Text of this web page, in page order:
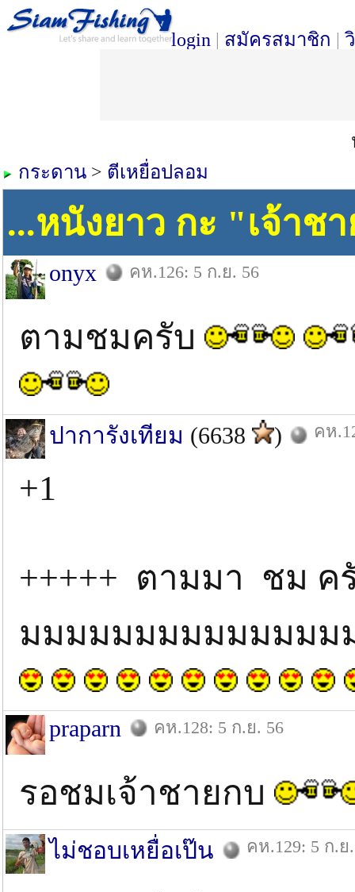
login | สมัครสมาชิก |
กระดาน > ตีเหยื่อปลอม
...หนังยาว กะ "เจ้าช
onyx คห.126: 5 ก.ย. 56
ตามชมครับ
ปาการังเทียม (6638 ) คห
+1
+++++ ตามมา ชม ค
มมมมมมมมมมมมมม
praparn คห.128: 5 ก.ย. 56
รอชมเจ้าชายกบ
ไม่ชอบเหยื่อเป๊น คห.129: 5 ก.ย